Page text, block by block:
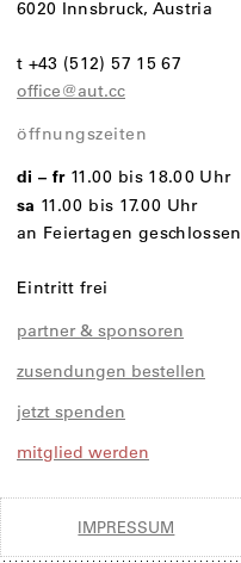
6020 Innsbruck, Austria
t +43 (512) 57 15 67
office@aut.cc
öffnungszeiten
di – fr 11.00 bis 18.00 Uhr
sa 11.00 bis 17.00 Uhr
an Feiertagen geschlossen
Eintritt frei
partner & sponsoren
zusendungen bestellen
jetzt spenden
mitglied werden
IMPRESSUM